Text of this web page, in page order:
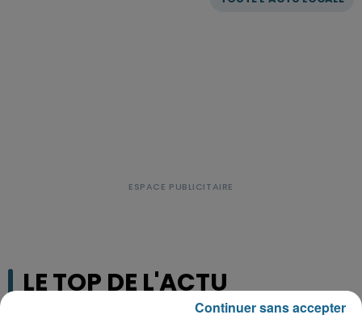
LE TOP DE L'ACTU
Continuer sans accepter